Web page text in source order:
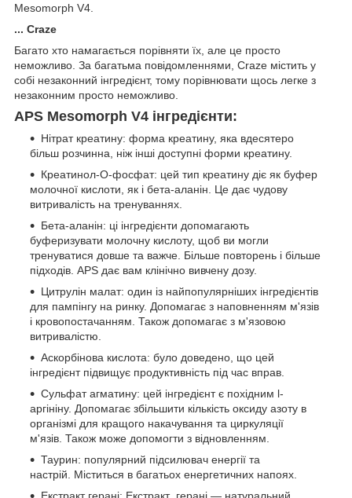
Mesomorph V4.
... Craze
Багато хто намагається порівняти їх, але це просто
неможливо. За багатьма повідомленнями, Craze містить у
собі незаконний інгредієнт, тому порівнювати щось легке з
незаконним просто неможливо.
APS Mesomorph V4 інгредієнти:
Нітрат креатину: форма креатину, яка вдесятеро
більш розчинна, ніж інші доступні форми креатину.
Креатинол-О-фосфат: цей тип креатину діє як буфер
молочної кислоти, як і бета-аланін. Це дає чудову
витривалість на тренуваннях.
Бета-аланін: ці інгредієнти допомагають
буферизувати молочну кислоту, щоб ви могли
тренуватися довше та важче. Більше повторень і більше
підходів. APS дає вам клінічно вивчену дозу.
Цитрулін малат: один із найпопулярніших інгредієнтів
для пампінгу на ринку. Допомагає з наповненням м'язів
і кровопостачанням. Також допомагає з м'язовою
витривалістю.
Аскорбінова кислота: було доведено, що цей
інгредієнт підвищує продуктивність під час вправ.
Сульфат агматину: цей інгредієнт є похідним l-
аргініну. Допомагає збільшити кількість оксиду азоту в
організмі для кращого накачування та циркуляції
м'язів. Також може допомогти з відновленням.
Таурин: популярний підсилювач енергії та
настрій. Міститься в багатьох енергетичних напоях.
Екстракт герані: Екстракт герані — натуральний